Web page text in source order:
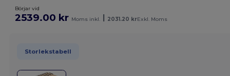
Börjar vid
2539.00 kr Moms inkl. 2031.20 krExkl. Moms
Storlekstabell